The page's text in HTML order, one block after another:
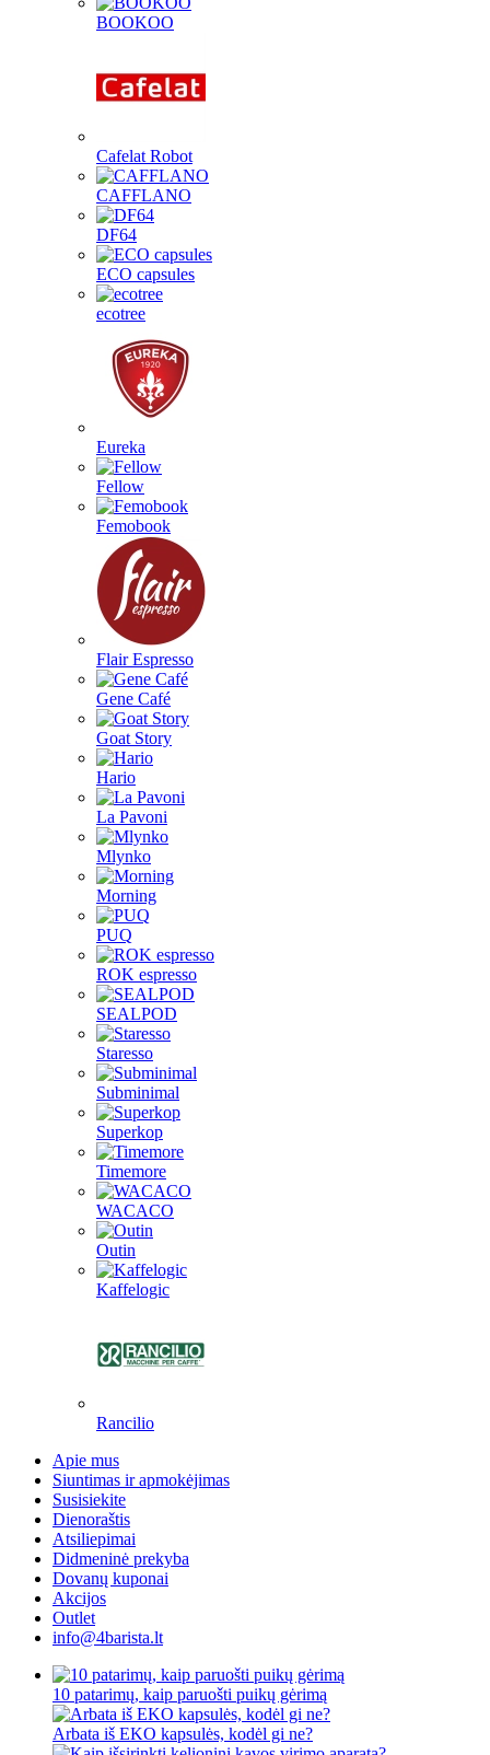
BOOKOO
Cafelat Robot
CAFFLANO
DF64
ECO capsules
ecotree
Eureka
Fellow
Femobook
Flair Espresso
Gene Café
Goat Story
Hario
La Pavoni
Mlynko
Morning
PUQ
ROK espresso
SEALPOD
Staresso
Subminimal
Superkop
Timemore
WACACO
Outin
Kaffelogic
Rancilio
Apie mus
Siuntimas ir apmokėjimas
Susisiekite
Dienoraštis
Atsiliepimai
Didmeninė prekyba
Dovanų kuponai
Akcijos
Outlet
info@4barista.lt
10 patarimų, kaip paruošti puikų gėrimą
Arbata iš EKO kapsulės, kodėl gi ne?